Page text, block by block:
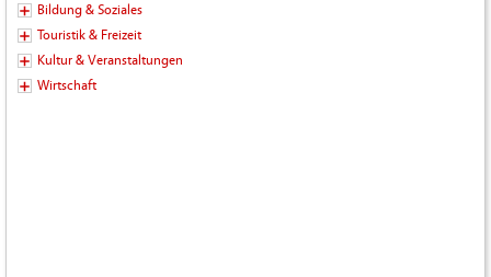
Bildung & Soziales
Touristik & Freizeit
Kultur & Veranstaltungen
Wirtschaft